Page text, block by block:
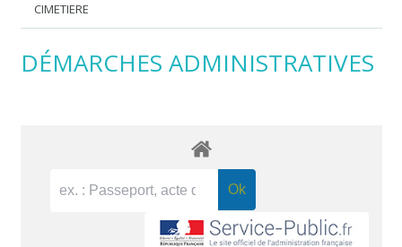
CIMETIERE
DÉMARCHES ADMINISTRATIVES